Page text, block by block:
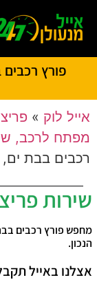
אייל לוק »
מפתח לרכב,
רכבים בבת ים,
שירות
מחפש פורץ רכבים
הנכון.